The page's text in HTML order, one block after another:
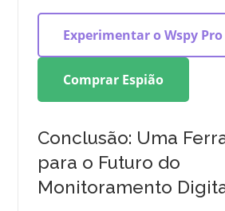
Experimentar o Wspy Pro
Comprar Espião
Conclusão: Uma
para o Futuro do
Monitoramento